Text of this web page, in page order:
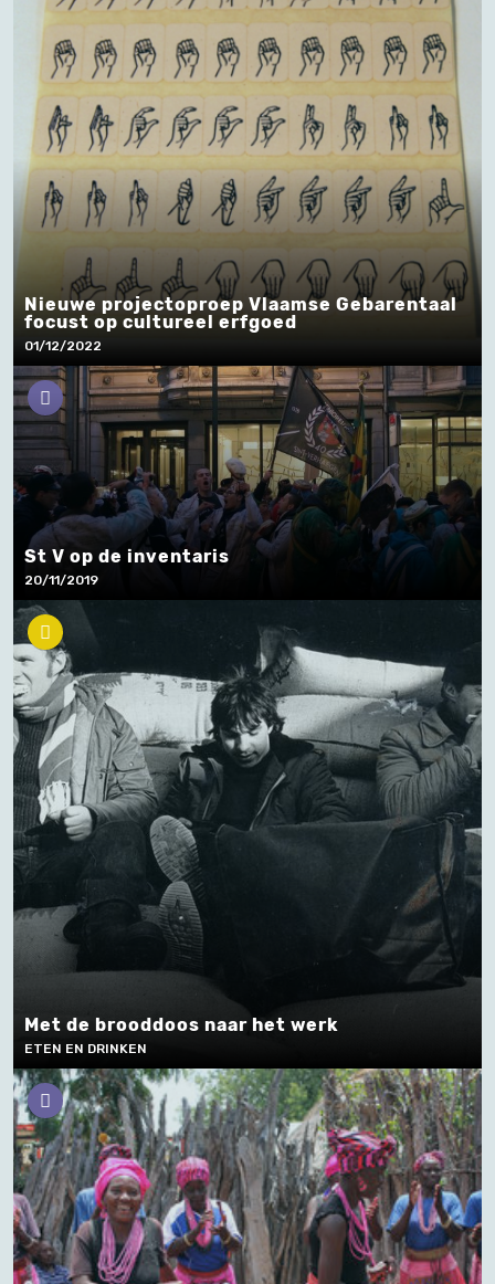
Nieuwe projectoproep Vlaamse Gebarentaal
focust op cultureel erfgoed
01/12/2022
St V op de inventaris
20/11/2019
Met de brooddoos naar het werk
ETEN EN DRINKEN